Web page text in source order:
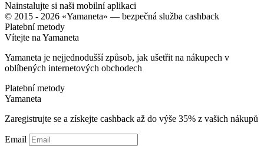
Nainstalujte si naši mobilní aplikaci
© 2015 - 2026 «Yamaneta» — bezpečná služba cashback
Platební metody
Vítejte na Yamaneta
Yamaneta je nejjednodušší způsob, jak ušetřit na nákupech v
oblíbených internetových obchodech
Platební metody
Yamaneta
Zaregistrujte se a získejte cashback až do výše 35% z vašich nákupů
Email